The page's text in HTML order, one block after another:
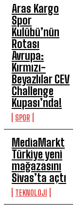
Aras Kargo
Spor
Kulübü’nün
Rotası
Avrupa:
Kırmızı-
Beyazlılar CEV
Challenge
Kupası’nda!
SPOR
MediaMarkt
Türkiye yeni
mağazasını
Sivas’ta açtı
TEKNOLOJİ